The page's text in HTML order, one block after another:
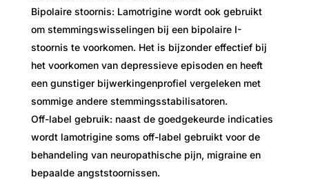
Bipolaire stoornis: Lamotrigine wordt ook gebruikt
om stemmingswisselingen bij een bipolaire I-
stoornis te voorkomen. Het is bijzonder effectief bij
het voorkomen van depressieve episoden en heeft
een gunstiger bijwerkingenprofiel vergeleken met
sommige andere stemmingsstabilisatoren.
Off-label gebruik: naast de goedgekeurde indicaties
wordt lamotrigine soms off-label gebruikt voor de
behandeling van neuropathische pijn, migraine en
bepaalde angststoornissen.